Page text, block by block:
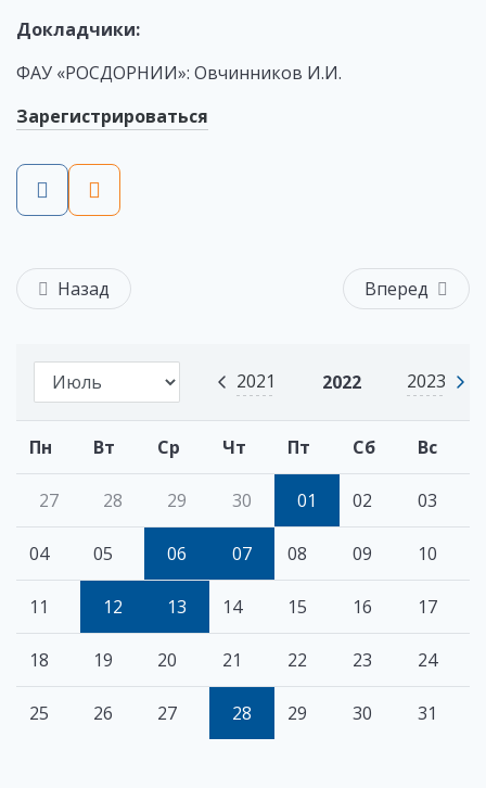
2021 2022 2023
Пн Вт Ср Чт Пт Сб Вс
27 28 29 30 01 02 03
04 05 06 07 08 09 10
11 12 13 14 15 16 17
18 19 20 21 22 23 24
25 26 27 28 29 30 31
Докладчики:
ФАУ «РОСДОРНИИ»: Овчинников И.И.
Зарегистрироваться
Назад Вперед